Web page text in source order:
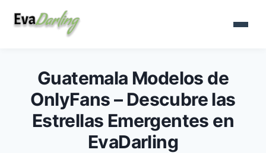
Guatemala Modelos de
OnlyFans – Descubre las
Estrellas Emergentes en
EvaDarling